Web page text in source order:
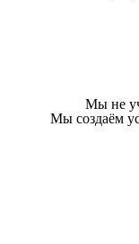
Мы не
Мы создаём